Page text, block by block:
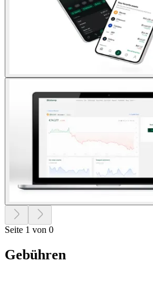
Seite 1 von 0
Gebühren